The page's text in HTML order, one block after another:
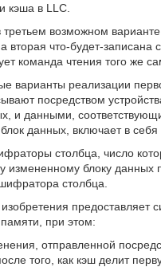
кэша в LLC.
возможном
что-будет-записана
команда чтения того же
варианты реализации
посредством
и данными,
данных, включает в себя
столбца, число
измененному блоку данных
столбца.
предоставляет
при этом:
отправленной
того, как кэш делит